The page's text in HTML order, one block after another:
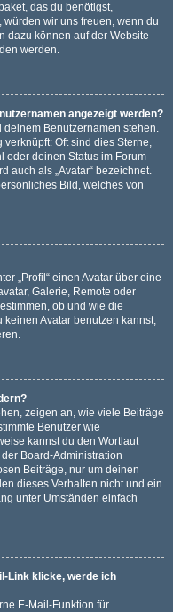
das du benötigst,
wir uns freuen, wenn du
dazu können auf der Website
werden.
angezeigt werden?
deinem Benutzernamen stehen.
Oft sind dies Sterne,
oder deinen Status im Forum
auch als „Avatar“ bezeichnet.
Bild, welches von
„Profil“ einen Avatar über eine
Galerie, Remote oder
ob und wie die
keinen Avatar benutzen kannst,
zeigen an, wie viele Beiträge
Benutzer wie
kannst du den Wortlaut
Board-Administration
Beiträge, nur um deinen
dieses Verhalten nicht und ein
unter Umständen einfach
Link klicke, werde ich
E-Mail-Funktion für